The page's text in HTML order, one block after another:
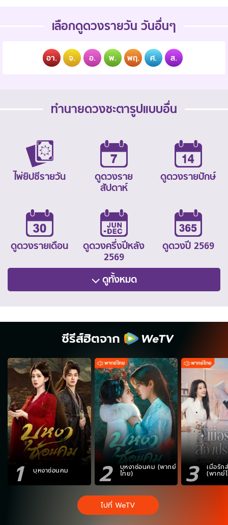
เลือกดูดวงรายวัน วันอื่นๆ
อา. จ. อ. พ. พฤ. ศ. ส.
ทำนายดวงชะตารูปแบบอื่น
ไพ่ยิปซีรายวัน
ดูดวงราย
สัปดาห์
ดูดวงรายปักษ์
ดูดวงรายเดือน
ดูดวงครึ่งปีหลัง
2569
ดูดวงปี 2569
ดูทั้งหมด
ซีรีส์ฮิตจาก
1 บุหงาซ่อนคม 2 บุหงาซ่อนคม (พากย์
ไทย) 3 เมื่อรัก
(พากย์
ไปที่ WeTV